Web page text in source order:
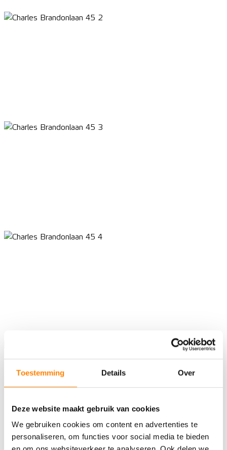
Toestemming Details Over
Deze website maakt gebruik van cookies
We gebruiken cookies om content en advertenties te
personaliseren, om functies voor social media te bieden